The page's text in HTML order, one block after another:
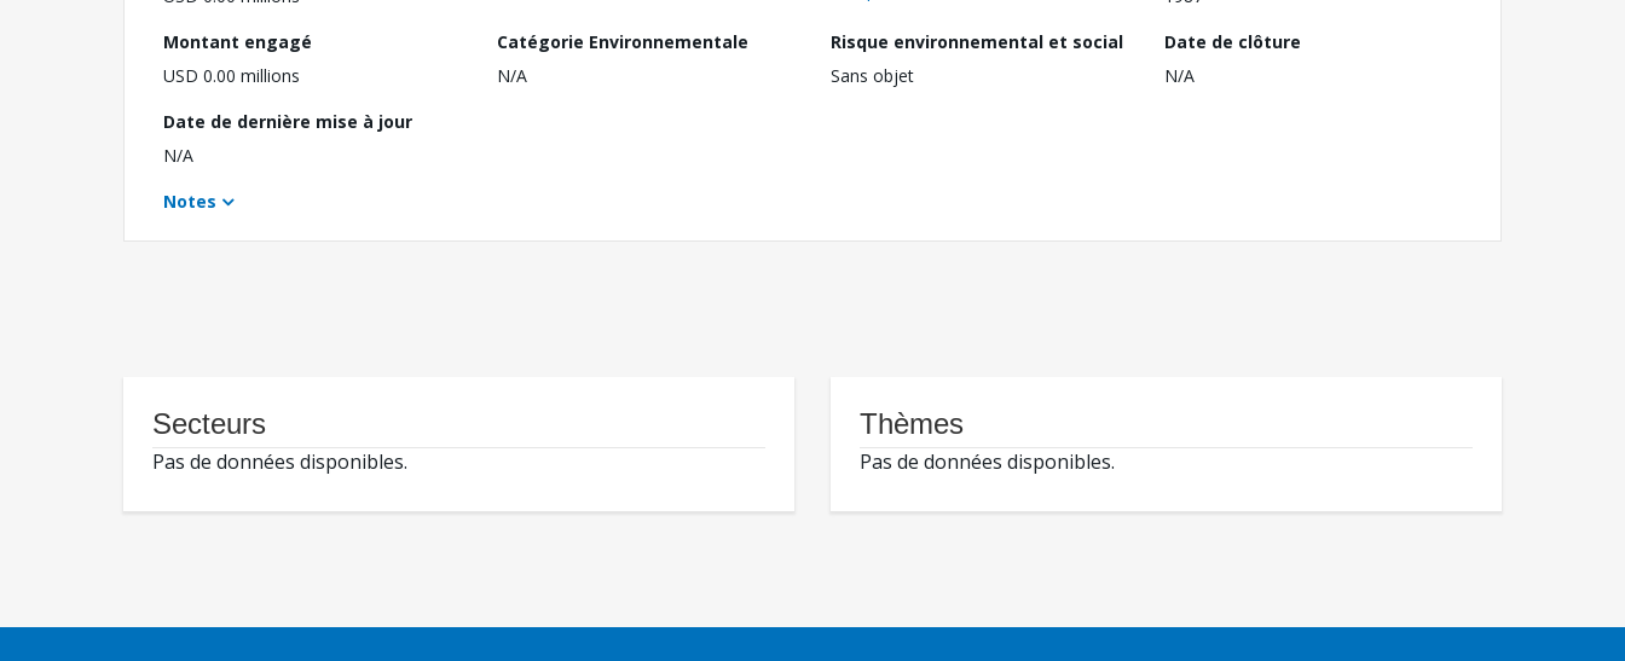
Montant engagé
USD 0.00 millions
Catégorie Environnementale
N/A
Risque environnemental et social
Sans objet
Date de clôture
N/A
Date de dernière mise à jour
N/A
Notes
Secteurs
Pas de données disponibles.
Thèmes
Pas de données disponibles.